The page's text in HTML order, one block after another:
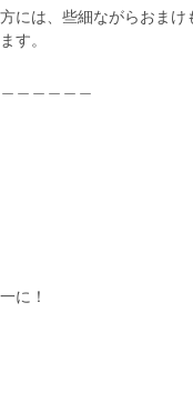
には、些細ながらおまけ
す。
に！